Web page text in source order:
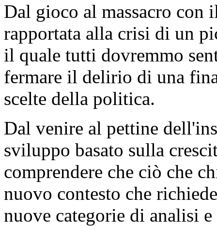
Dal gioco al massacro con
rapportata alla crisi di un
il quale tutti dovremmo
fermare il delirio di una
scelte della politica.
Dal venire al pettine
sviluppo basato sulla
comprendere che ciò che
nuovo contesto che
nuove categorie di analisi